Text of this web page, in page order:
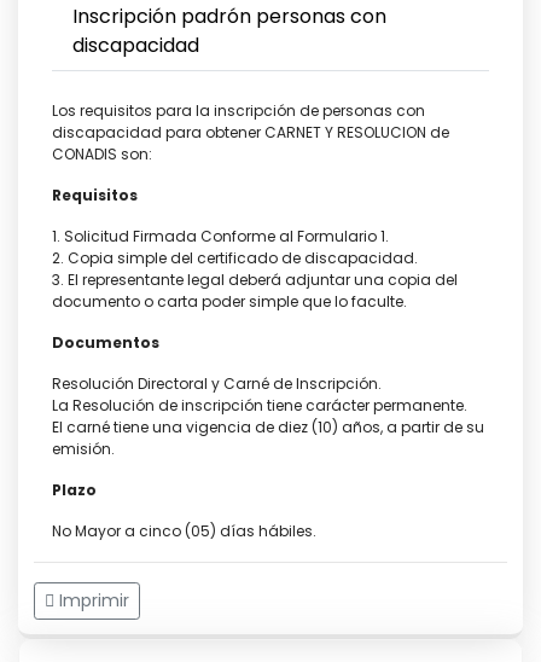
Inscripción padrón personas con
discapacidad
Los requisitos para la inscripción de personas con
discapacidad para obtener CARNET Y RESOLUCION de
CONADIS son:
Requisitos
1. Solicitud Firmada Conforme al Formulario 1.
2. Copia simple del certificado de discapacidad.
3. El representante legal deberá adjuntar una copia del
documento o carta poder simple que lo faculte.
Documentos
Resolución Directoral y Carné de Inscripción.
La Resolución de inscripción tiene carácter permanente.
El carné tiene una vigencia de diez (10) años, a partir de su
emisión.
Plazo
No Mayor a cinco (05) días hábiles.
Imprimir